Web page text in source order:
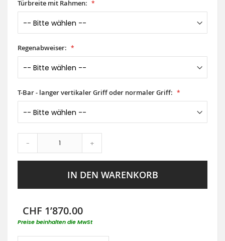
Türbreite mit Rahmen:
Regenabweiser:
T-Bar - langer vertikaler Griff oder normaler Griff:
- +
IN DEN WARENKORB
CHF 1’870.00
Preise beinhalten die MwSt